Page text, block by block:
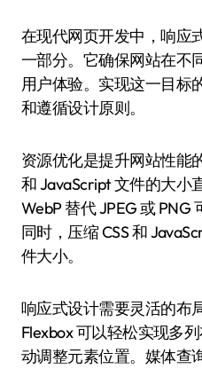
在现代网页开发中，响应式设计已成为不可或缺的
一部分。它确保网站在不
用户体验。实现这一目标
和遵循设计原则。
资源优化是提升网站性能
和 JavaScript 文件的大小
WebP 替代 JPEG 或 PNG
同时，压缩 CSS 和
件大小。
响应式设计需要灵活的布
Flexbox 可以轻松实现多
动调整元素位置。媒体查